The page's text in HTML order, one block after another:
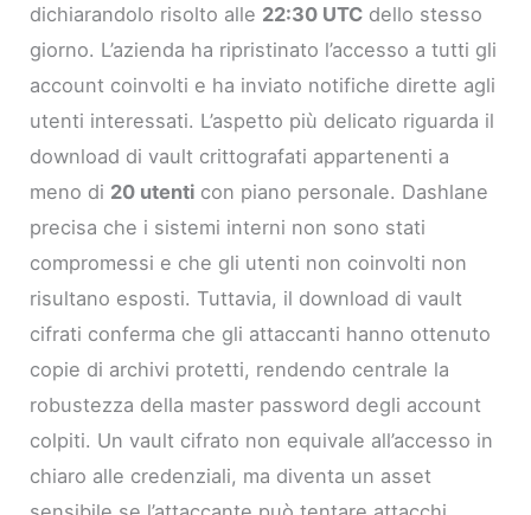
dichiarandolo risolto alle 22:30 UTC dello stesso
giorno. L’azienda ha ripristinato l’accesso a tutti gli
account coinvolti e ha inviato notifiche dirette agli
utenti interessati. L’aspetto più delicato riguarda il
download di vault crittografati appartenenti a
meno di 20 utenti con piano personale. Dashlane
precisa che i sistemi interni non sono stati
compromessi e che gli utenti non coinvolti non
risultano esposti. Tuttavia, il download di vault
cifrati conferma che gli attaccanti hanno ottenuto
copie di archivi protetti, rendendo centrale la
robustezza della master password degli account
colpiti. Un vault cifrato non equivale all’accesso in
chiaro alle credenziali, ma diventa un asset